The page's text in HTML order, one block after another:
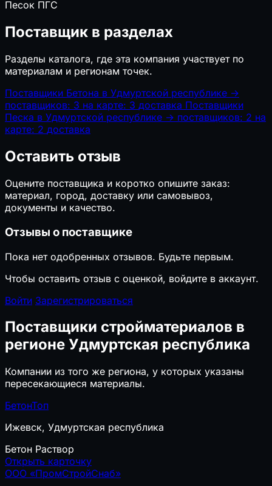
Песок ПГС
Поставщик в разделах
Разделы каталога, где эта компания участвует по
материалам и регионам точек.
Поставщики Бетона в Удмуртской республике →
поставщиков: 3 на карте: 3 доставка Поставщики
Песка в Удмуртской республике → поставщиков: 2 на
карте: 2 доставка
Оставить отзыв
Оцените поставщика и коротко опишите заказ:
материал, город, доставку или самовывоз,
документы и качество.
Отзывы о поставщике
Пока нет одобренных отзывов. Будьте первым.
Чтобы оставить отзыв с оценкой, войдите в аккаунт.
Войти Зарегистрироваться
Поставщики стройматериалов в
регионе Удмуртская республика
Компании из того же региона, у которых указаны
пересекающиеся материалы.
БетонТоп
Ижевск, Удмуртская республика
Бетон Раствор
Открыть карточку
ООО «ПромСтройСнаб»